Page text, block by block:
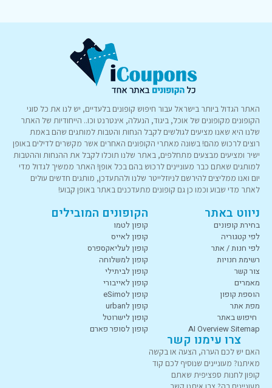
האתר הגדול ביותר בישראל עבור חיפוש קופונים בלעדיים, יש לנו את כל סוגי
הקופונים מקופונים של אוכל, ביגוד, הנעלה, אינטרנט וכו.. הייחודיות של האתר
שלנו היא שאנו מציעים לגולשים לקבל הנחות והטבות למותגים שהם באמת
רוצים לרכוש מהם! בשונה מאתרי הקופונים האחרים אשר מקשרים לדילים באופן
ישיר ומציעים מבצעים מתחלפים, באתר שלנו תוכלו לקבל את ההנחות וההטבות
למותגים שאתם כבר מעוניינים לרכוש בהם בכל אופן! האתר ממשיך לגדול מדי
יום ואנו ממליצים להירשם לניוזלייטר שלנו ולהתעדכן, מותגים חדשים עולים
לאתר מדי שבוע וכמו כן גם קופונים מתעדכנים באתר באופן קבוע!
ניווט באתר
בחירת קופונים
לפי קטגוריה
לפי חנות / אתר
רשימת חנויות
צור קשר
מאמרים
הוספת קופון
מפת אתר
חיפוש באתר
AI Overview Sitemap
הקופונים המובילים
קופון לטמו
קופון לאייס
קופון לעליאקספרס
קופון למשלוחה
קופון לביתילי
קופון לאייבורי
קופון לeSimo
קופון לurban
קופון לישרוטל
קופון לסופר פארם
צרו עימנו קשר
האם יש לכם הערה, הצעה או בקשה
מאיתנו? מעוניינים שנוסיף לכם קוד
קופון לחנות ספציפית שאתם